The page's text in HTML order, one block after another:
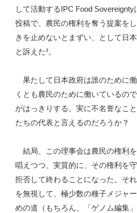
して活動するIPC Food
投稿で、農民の権利を奪う提案を
きを止めないとまずい、として日
と訴えた³。
果たして日本政府は誰のために
くとも農民のために働いているの
がはっきりする。実に不名誉なこ
たちの代表と言えるのだろうか？
結局、この理事会は農民の権利
唱えつつ、実質的に、その権利を
拒否して終わることになった。そ
を無視して、極少数の種子メジャ
めの道（もちろん、「ゲノム編集